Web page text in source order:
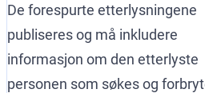
De forespurte etterlysningene
publiseres og må inkludere
informasjon om den etterlyste
personen som søkes og